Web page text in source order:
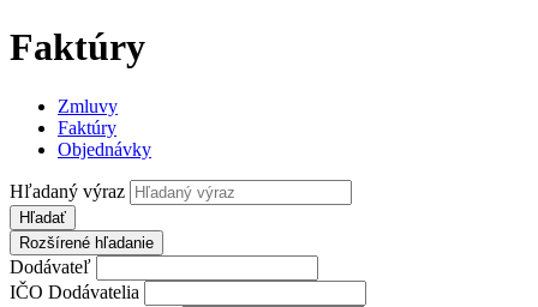
Faktúry
Zmluvy
Faktúry
Objednávky
Hľadaný výraz
Hľadať
Rozšírené hľadanie
Dodávateľ
IČO Dodávatelia